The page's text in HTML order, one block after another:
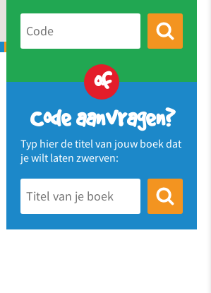
of
Code aanvragen?
Typ hier de titel van jouw boek dat
je wilt laten zwerven: